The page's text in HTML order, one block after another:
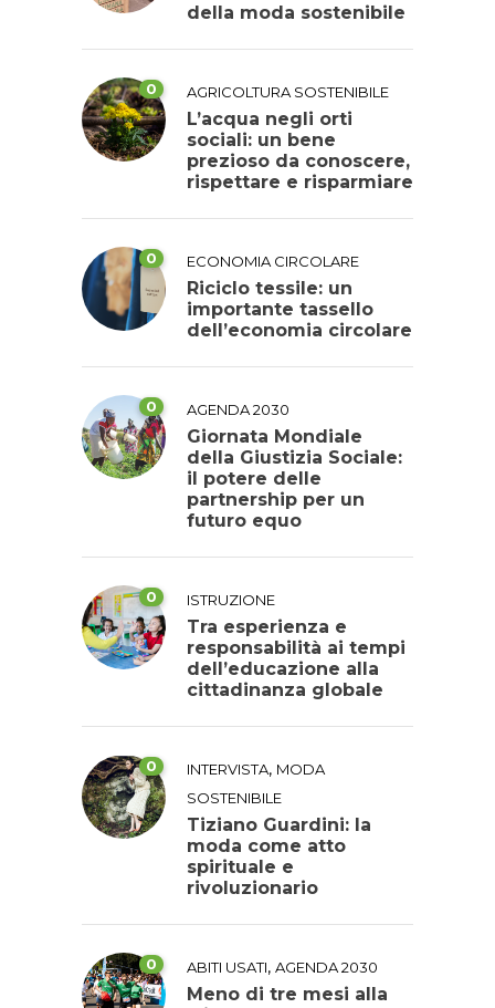
della moda sostenibile
0 AGRICOLTURA SOSTENIBILE
L’acqua negli orti
sociali: un bene
prezioso da conoscere,
rispettare e risparmiare
0 ECONOMIA CIRCOLARE
Riciclo tessile: un
importante tassello
dell’economia circolare
0 AGENDA 2030
Giornata Mondiale
della Giustizia Sociale:
il potere delle
partnership per un
futuro equo
0 ISTRUZIONE
Tra esperienza e
responsabilità ai tempi
dell’educazione alla
cittadinanza globale
0 INTERVISTA, MODA
SOSTENIBILE
Tiziano Guardini: la
moda come atto
spirituale e
rivoluzionario
0 ABITI USATI, AGENDA 2030
Meno di tre mesi alla